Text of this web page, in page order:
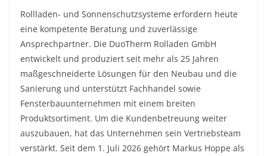
Rollladen- und Sonnenschutzsysteme erfordern heute
eine kompetente Beratung und zuverlässige
Ansprechpartner. Die DuoTherm Rolladen GmbH
entwickelt und produziert seit mehr als 25 Jahren
maßgeschneiderte Lösungen für den Neubau und die
Sanierung und unterstützt Fachhandel sowie
Fensterbauunternehmen mit einem breiten
Produktsortiment. Um die Kundenbetreuung weiter
auszubauen, hat das Unternehmen sein Vertriebsteam
verstärkt. Seit dem 1. Juli 2026 gehört Markus Hoppe als